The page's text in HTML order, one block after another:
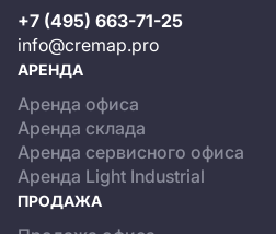
+7 (495) 663-71-25
info@cremap.pro
АРЕНДА
Аренда офиса
Аренда склада
Аренда сервисного офиса
Аренда Light Industrial
ПРОДАЖА